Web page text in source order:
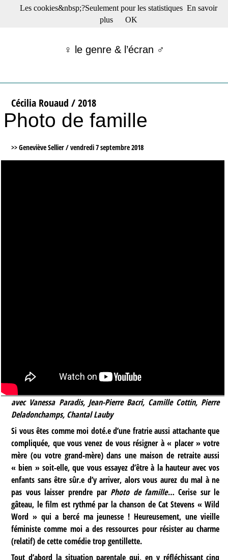
☰ Menu
Films récents
Tribunes
Bloc-notes
Archives
S’abonner à la Lettre !
♀ le genre & l’écran ♂
Cécilia Rouaud / 2018
Photo de famille
>> Geneviève Sellier /vendredi 7 septembre 2018
avec Vanessa Paradis, Jean-Pierre Bacri, Camille Cottin, Pierre
Deladonchamps, Chantal Lauby
Si vous êtes comme moi doté.e d’une fratrie aussi attachante que
compliquée, que vous venez de vous résigner à « placer » votre
mère (ou votre grand-mère) dans une maison de retraite aussi
« bien » soit-elle, que vous essayez d’être à la hauteur avec vos
enfants sans être sûr.e d’y arriver, alors vous aurez du mal à ne
pas vous laisser prendre par Photo de famille… Cerise sur le
gâteau, le film est rythmé par la chanson de Cat Stevens « Wild
Word » qui a bercé ma jeunesse ! Heureusement, une vieille
féministe comme moi a des ressources pour résister au charme
(relatif) de cette comédie trop gentillette.
Tout d’abord la situation parentale qui, en y réfléchissant cinq
Les cookies&nbsp;?Seulement pour les statistiques En savoir
plus
OK